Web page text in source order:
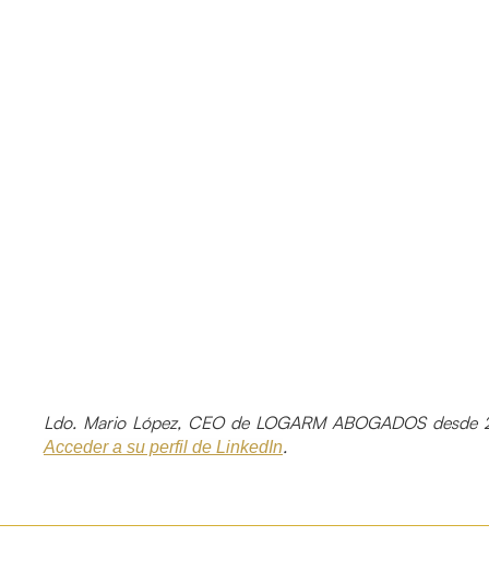
Ldo. Mario López, CEO de LOGARM ABOGADOS desde
Acceder a su perfil de LinkedIn.